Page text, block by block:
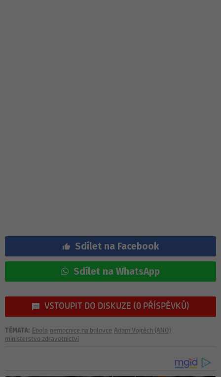
Sdílet na Facebook
Sdílet na WhatsApp
VSTOUPIT DO DISKUZE (0 PŘÍSPĚVKŮ)
TÉMATA: Ebola nemocnice na bulovce Adam Vojtěch (ANO)
ministerstvo zdravotnictví